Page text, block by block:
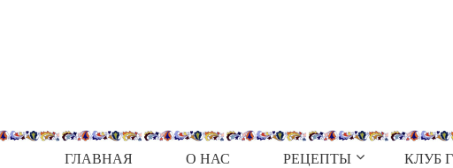
ГЛАВНАЯ О НАС РЕЦЕПТЫ КЛУБ